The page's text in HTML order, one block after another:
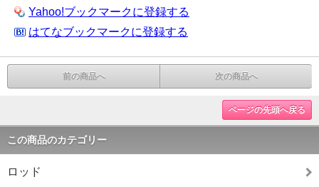
Yahoo!ブックマークに登録する
はてなブックマークに登録する
前の商品へ 次の商品へ
ページの先頭へ戻る
この商品のカテゴリー
ロッド